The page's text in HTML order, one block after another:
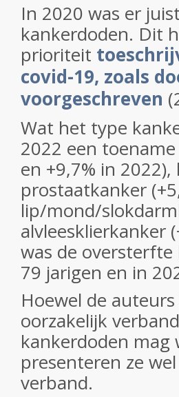
In 2020 was er
kankerdoden. Dit
prioriteit
covid-19, zoals
voorgeschreven
Wat het type
2022 een
en +9,7% in
prostaatkanker
lip/mond/
alvleesklierkanker
was de
79 jarigen en in
Hoewel de
oorzakelijk
kankerdoden mag
presenteren ze
verband.